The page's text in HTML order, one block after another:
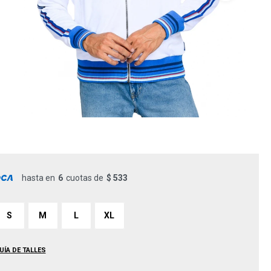
hasta en 6 cuotas de $ 533
S M L XL
DE TALLES